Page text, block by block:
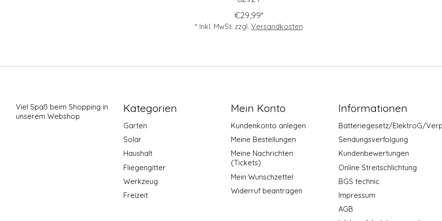
€29,99*
* Inkl. MwSt. zzgl. Versandkosten
Viel Spaß beim Shopping in
unserem Webshop
Kategorien
Garten
Solar
Haushalt
Fliegengitter
Werkzeug
Freizeit
Mein Konto
Kundenkonto anlegen
Meine Bestellungen
Meine Nachrichten
(Tickets)
Mein Wunschzettel
Widerruf beantragen
Informationen
Batteriegesetz/ElektroG/
Sendungsverfolgung
Kundenbewertungen
Online Streitschlichtung
BGS technic
Impressum
AGB